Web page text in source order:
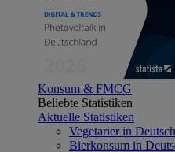
Konsum & FMCG
Beliebte Statistiken
Aktuelle Statistiken
Vegetarier in
Bierkonsum in